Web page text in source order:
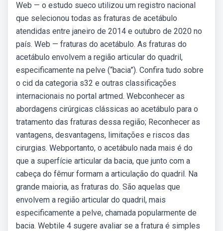
Web — o estudo sueco utilizou um registro nacional
que selecionou todas as fraturas de acetábulo
atendidas entre janeiro de 2014 e outubro de 2020 no
país. Web — fraturas do acetábulo. As fraturas do
acetábulo envolvem a região articular do quadril,
especificamente na pelve (“bacia”). Confira tudo sobre
o cid da categoria s32 e outras classificações
internacionais no portal artmed. Webconhecer as
abordagens cirúrgicas clássicas ao acetábulo para o
tratamento das fraturas dessa região; Reconhecer as
vantagens, desvantagens, limitações e riscos das
cirurgias. Webportanto, o acetábulo nada mais é do
que a superfície articular da bacia, que junto com a
cabeça do fêmur formam a articulação do quadril. Na
grande maioria, as fraturas do. São aquelas que
envolvem a região articular do quadril, mais
especificamente a pelve, chamada popularmente de
bacia. Webtile 4 sugere avaliar se a fratura é simples